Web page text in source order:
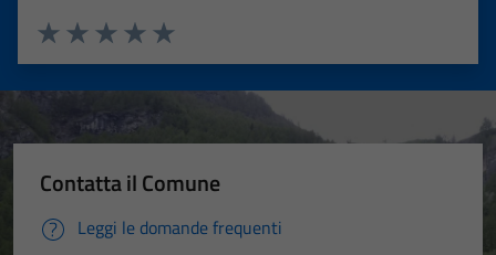
Valuta 5 stelle su 5
Valuta 4 stelle su 5
Valuta 3 stelle su 5
Valuta 2 stelle su 5
Valuta 1 stelle su 5
Contatta il Comune
Leggi le domande frequenti